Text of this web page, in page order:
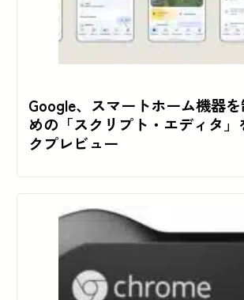
Google、スマートホーム機器
めの「スクリプト・エディタ」
クプレビュー